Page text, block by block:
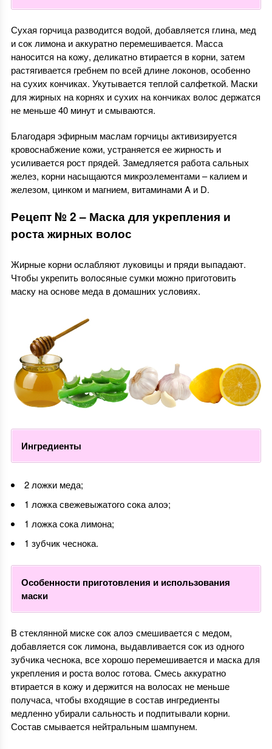
Сухая горчица разводится водой, добавляется глина, мед
и сок лимона и аккуратно перемешивается. Масса
наносится на кожу, деликатно втирается в корни, затем
растягивается гребнем по всей длине локонов, особенно
на сухих кончиках. Укутывается теплой салфеткой. Маски
для жирных на корнях и сухих на кончиках волос держатся
не меньше 40 минут и смываются.
Благодаря эфирным маслам горчицы активизируется
кровоснабжение кожи, устраняется ее жирность и
усиливается рост прядей. Замедляется работа сальных
желез, корни насыщаются микроэлементами – калием и
железом, цинком и магнием, витаминами A и D.
Рецепт № 2 – Маска для укрепления и
роста жирных волос
Жирные корни ослабляют луковицы и пряди выпадают.
Чтобы укрепить волосяные сумки можно приготовить
маску на основе меда в домашних условиях.
Ингредиенты
2 ложки меда;
1 ложка свежевыжатого сока алоэ;
1 ложка сока лимона;
1 зубчик чеснока.
Особенности приготовления и использования
маски
В стеклянной миске сок алоэ смешивается с медом,
добавляется сок лимона, выдавливается сок из одного
зубчика чеснока, все хорошо перемешивается и маска для
укрепления и роста волос готова. Смесь аккуратно
втирается в кожу и держится на волосах не меньше
получаса, чтобы входящие в состав ингредиенты
медленно убирали сальность и подпитывали корни.
Состав смывается нейтральным шампунем.